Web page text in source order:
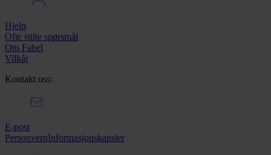
Hjelp
Ofte stilte spørsmål
Om Fabel
Vilkår
Kontakt oss:
E-post
PersonvernInformasjonskapsler